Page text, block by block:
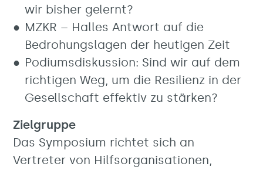
wir bisher gelernt?
MZKR – Halles Antwort auf die
Bedrohungslagen der heutigen Zeit
Podiumsdiskussion: Sind wir auf dem
richtigen Weg, um die Resilienz in der
Gesellschaft effektiv zu stärken?
Zielgruppe
Das Symposium richtet sich an
Vertreter von Hilfsorganisationen,